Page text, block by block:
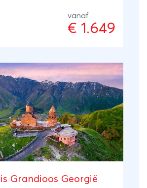
met de lokale
wijnproeverijen in de
rondom Telavi, waar al
de pracht en praal van
een vleugje brutalisme en
Als dat je reishonger
vanaf
€ 1.649
Grandioos Georgië